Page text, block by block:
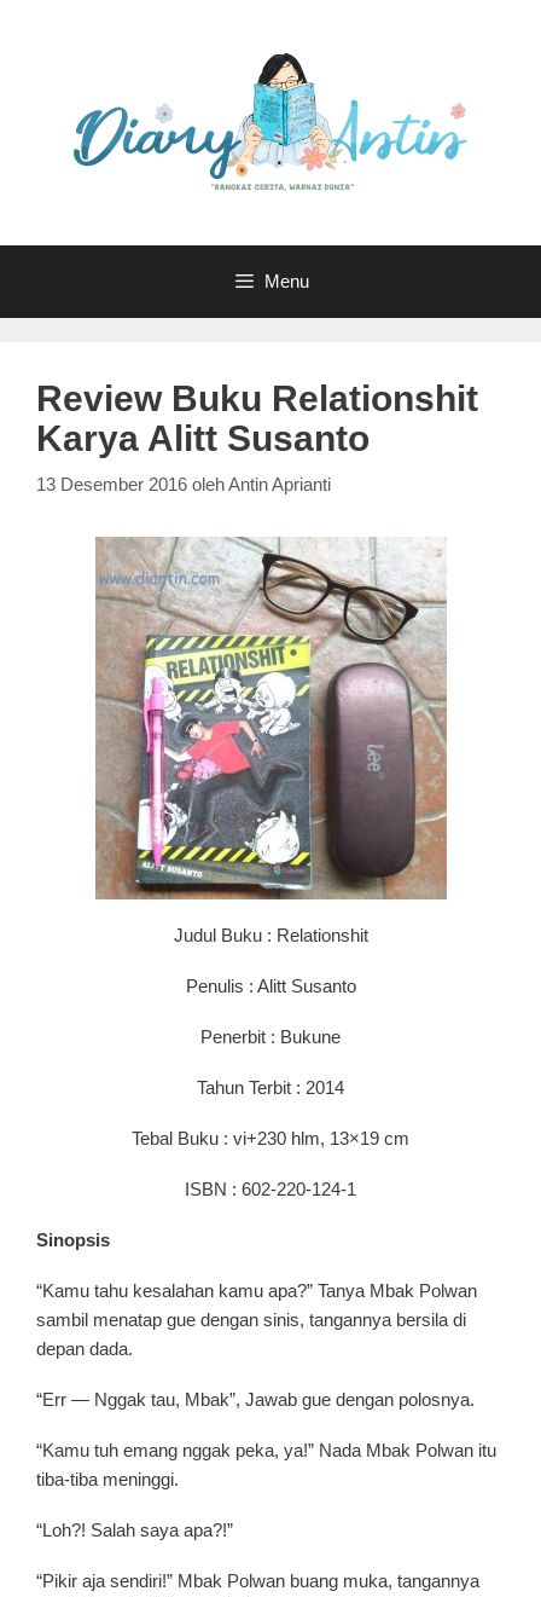
Menu
Review Buku Relationshit
Karya Alitt Susanto
13 Desember 2016 olehAntin Aprianti
Judul Buku : Relationshit
Penulis : Alitt Susanto
Penerbit : Bukune
Tahun Terbit : 2014
Tebal Buku : vi+230 hlm, 13×19 cm
ISBN : 602-220-124-1
Sinopsis
“Kamu tahu kesalahan kamu apa?” Tanya Mbak Polwan
sambil menatap gue dengan sinis, tangannya bersila di
depan dada.
“Err — Nggak tau, Mbak”, Jawab gue dengan polosnya.
“Kamu tuh emang nggak peka, ya!” Nada Mbak Polwan itu
tiba-tiba meninggi.
“Loh?! Salah saya apa?!”
“Pikir aja sendiri!” Mbak Polwan buang muka, tangannya